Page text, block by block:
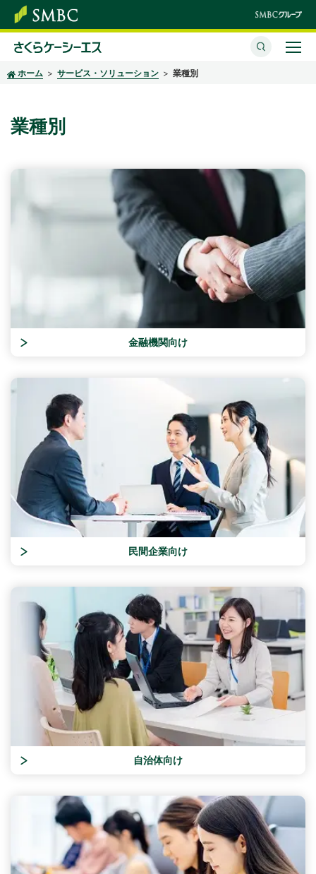
ホーム サービス・ソリューション 業種別
業種別
金融機関向け
民間企業向け
自治体向け
さくらケーシーエスとは
株主・投資家情報
サステナビリティ
採用情報
お問い合わせ